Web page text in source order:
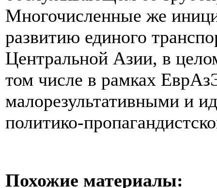
Многочисленные же
развитию единого
Центральной Азии, в
том числе в рамках
малорезультативными и
политико-
Похожие материалы: